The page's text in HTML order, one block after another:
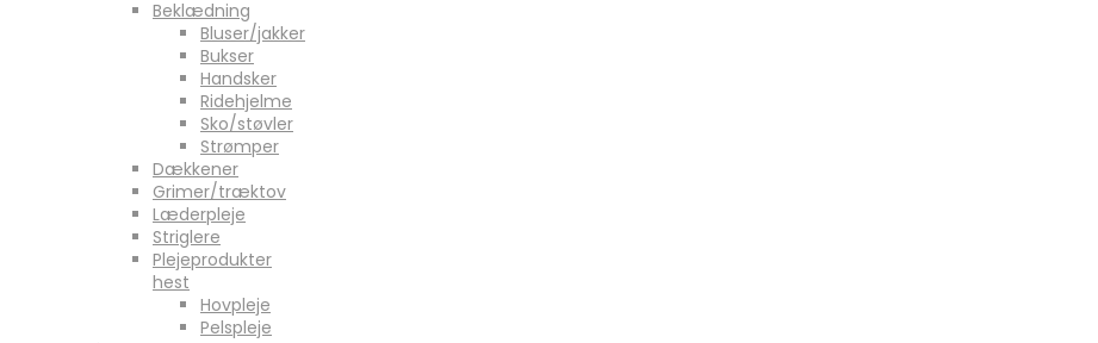
Beklædning
Bluser/jakker
Bukser
Handsker
Ridehjelme
Sko/støvler
Strømper
Dækkener
Grimer/træktov
Læderpleje
Striglere
Plejeprodukter
hest
Hovpleje
Pelspleje